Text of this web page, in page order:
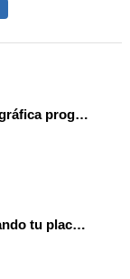
Recoge los datos en una gráfica programando tu placa microbit con MakeCode y conoce la Tª y nivel de luz en este eclipse
Mide datos en directo usando tu placa microbit y programando con MakeCode dos placas conectadas por radio